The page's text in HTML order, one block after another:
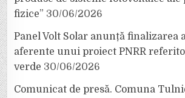
fizice” 30/06/2026
Panel Volt Solar anunță finalizarea
aferente unui proiect PNRR
verde 30/06/2026
Comunicat de presă. Comuna